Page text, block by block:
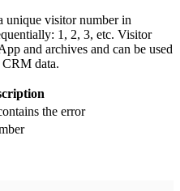
unique visitor number in
1, 2, 3, etc. Visitor
and archives and can be used
CRM data.
the error